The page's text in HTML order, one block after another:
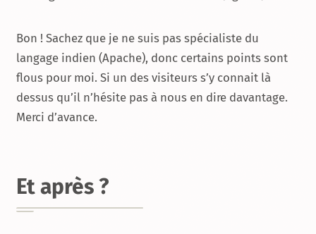
Bon ! Sachez que je ne suis pas spécialiste du
langage indien (Apache), donc certains points sont
flous pour moi. Si un des visiteurs s’y connait là
dessus qu’il n’hésite pas à nous en dire davantage.
Merci d’avance.
Et après ?